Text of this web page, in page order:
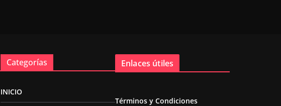
Categorías
INICIO
Enlaces útiles
Términos y Condiciones